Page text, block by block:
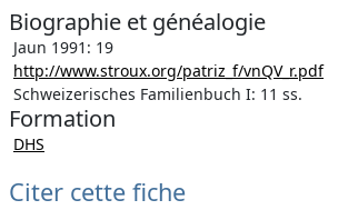
Biographie et généalogie
Jaun 1991: 19
http://www.stroux.org/patriz_f/vnQV_r.pdf
Schweizerisches Familienbuch I: 11 ss.
Formation
DHS
Citer cette fiche